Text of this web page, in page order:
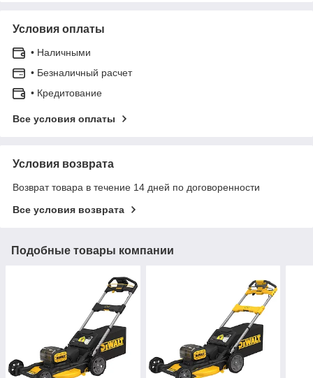
Условия оплаты
• Наличными
• Безналичный расчет
• Кредитование
Все условия оплаты
Условия возврата
Возврат товара в течение 14 дней по договоренности
Все условия возврата
Подобные товары компании